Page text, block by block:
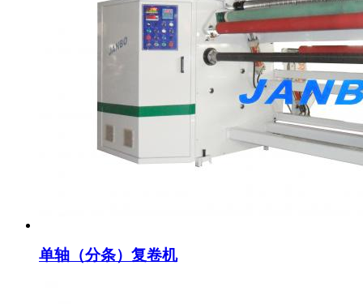
单轴（分条）复卷机